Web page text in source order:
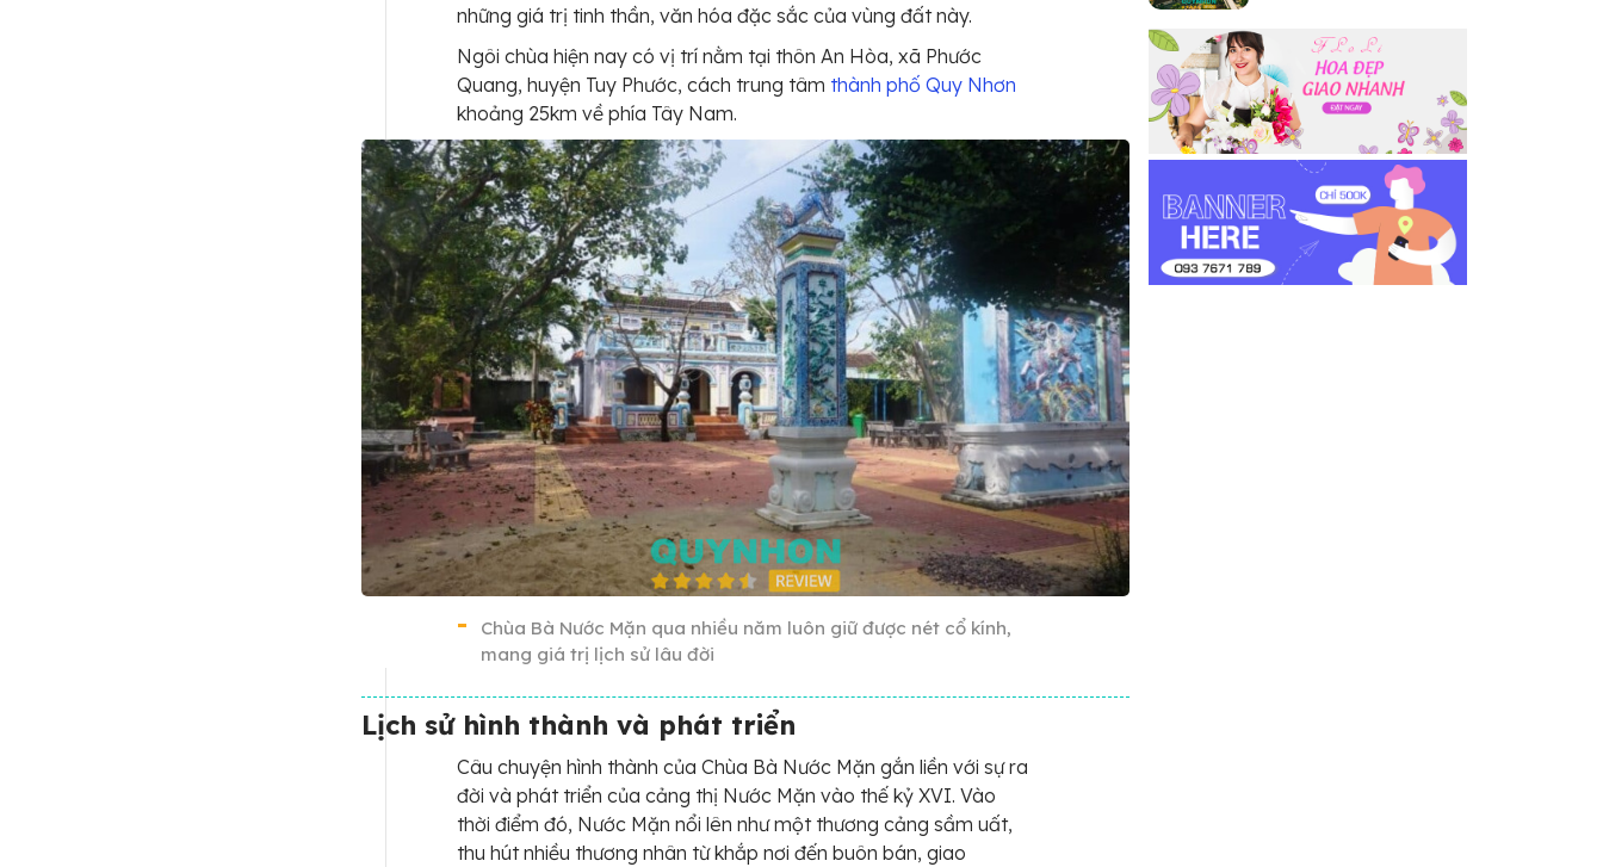
những giá trị tinh thần, văn hóa đặc sắc của vùng đất này.
Ngôi chùa hiện nay có vị trí nằm tại thôn An Hòa, xã Phước
Quang, huyện Tuy Phước, cách trung tâm thành phố Quy Nhơn
khoảng 25km về phía Tây Nam.
Chùa Bà Nước Mặn qua nhiều năm luôn giữ được nét cổ kính,
mang giá trị lịch sử lâu đời
Lịch sử hình thành và phát triển
Câu chuyện hình thành của Chùa Bà Nước Mặn gắn liền với sự ra
đời và phát triển của cảng thị Nước Mặn vào thế kỷ XVI. Vào
thời điểm đó, Nước Mặn nổi lên như một thương cảng sầm uất,
thu hút nhiều thương nhân từ khắp nơi đến buôn bán, giao